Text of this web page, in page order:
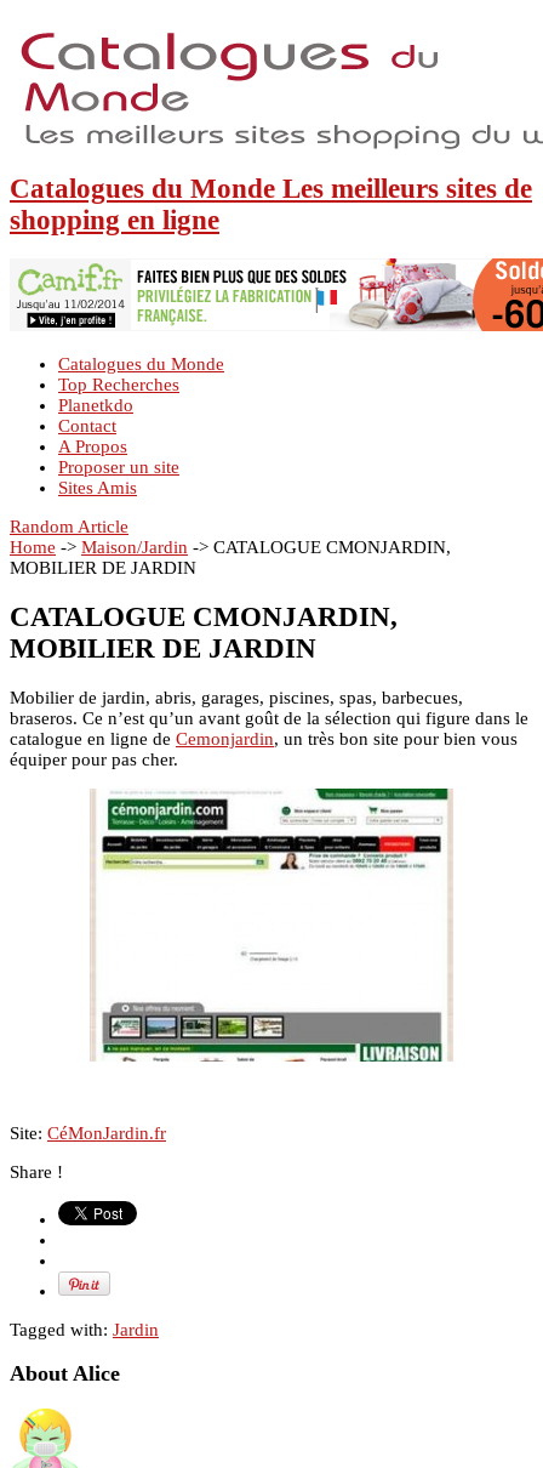
Catalogues du Monde Les meilleurs sites de
shopping en ligne
Catalogues du Monde
Top Recherches
Planetkdo
Contact
A Propos
Proposer un site
Sites Amis
Random Article
Home -> Maison/Jardin -> CATALOGUE CMONJARDIN,
MOBILIER DE JARDIN
CATALOGUE CMONJARDIN,
MOBILIER DE JARDIN
Mobilier de jardin, abris, garages, piscines, spas, barbecues,
braseros. Ce n’est qu’un avant goût de la sélection qui figure dans le
catalogue en ligne de Cemonjardin, un très bon site pour bien vous
équiper pour pas cher.
Site: CéMonJardin.fr
Share !
Tagged with: Jardin
About Alice